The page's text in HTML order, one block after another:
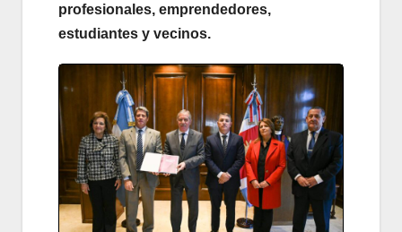
profesionales, emprendedores,
estudiantes y vecinos.